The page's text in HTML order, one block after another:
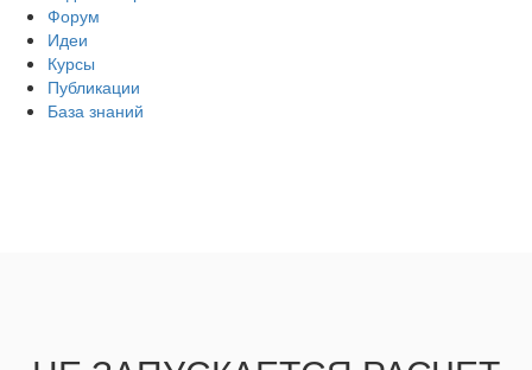
Форум
Идеи
Курсы
Публикации
База знаний